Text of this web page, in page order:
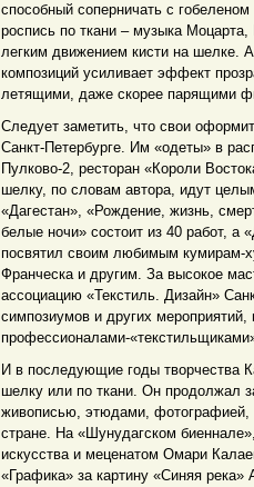
способный соперничать с
роспись по ткани – музыка
легким движением кисти на шелке.
композиций усиливает эффект
летящими, даже скорее парящими
Следует заметить, что свои
Санкт-Петербурге. Им «одеты» в
Пулково-2, ресторан «Короли
шелку, по словам автора, идут
«Дагестан», «Рождение, жизнь,
белые ночи» состоит из 40 работ, а
посвятил своим любимым кумирам-
Франческа и другим. За высокое
ассоциацию «Текстиль. Дизайн»
симпозиумов и других
профессионалами-
И в последующие годы творчества
шелку или по ткани. Он продолжал
живописью, этюдами, фотографией,
стране. На «Шунудагском
искусства и меценатом Омари
«Графика» за картину «Синяя